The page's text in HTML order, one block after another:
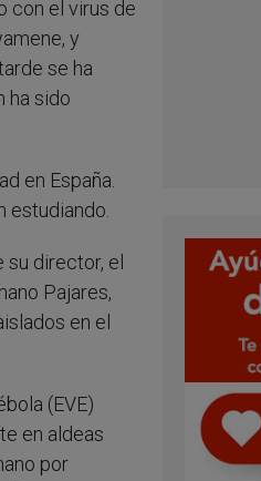
con el virus de
y
se ha
ha sido
en España.
estudiando.
director, el
Pajares,
en el
(EVE)
en aldeas
por